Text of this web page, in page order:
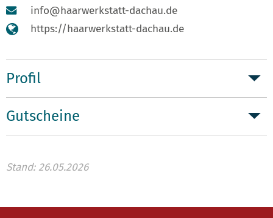
info@haarwerkstatt-dachau.de
https://haarwerkstatt-dachau.de
Profil
Gutscheine
Stand: 26.05.2026